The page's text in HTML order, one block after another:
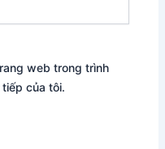
web trong trình
của tôi.